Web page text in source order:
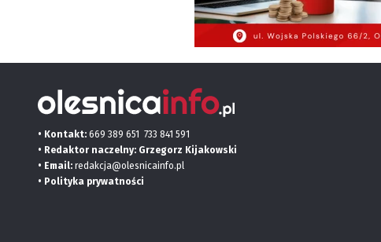
• Kontakt: 669 389 651 733 841 591
• Redaktor naczelny: Grzegorz Kijakowski
• Email: redakcja@olesnicainfo.pl
• Polityka prywatności